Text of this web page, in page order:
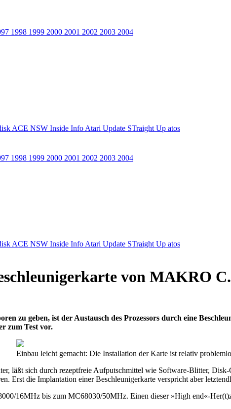
1998 1999 2000 2001 2002 2003 2004
ACE NSW Inside Info Atari Update STraight Up atos
1998 1999 2000 2001 2002 2003 2004
ACE NSW Inside Info Atari Update STraight Up atos
von MAKRO
zu geben, ist der Austausch des Prozessors durch eine
zum Test vor.
Einbau leicht gemacht: Die Installation der Karte ist relativ
läßt sich durch rezeptfreie Aufputschmittel wie Software-Blitter,
Erst die Implantation einer Beschleunigerkarte verspricht aber
16MHz bis zum MC68030/50MHz. Einen dieser »High end«-